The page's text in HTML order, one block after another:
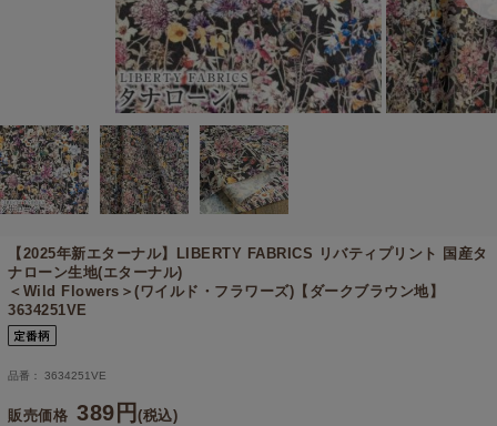
【2025年新エターナル】
LIBERTY FABRICS リバティプリント 国産タ
ナローン生地(エターナル)
＜Wild Flowers＞(ワイルド・フラワーズ)【ダークブラウン地】
3634251VE
品番： 3634251VE
販売価格 389円(税込)